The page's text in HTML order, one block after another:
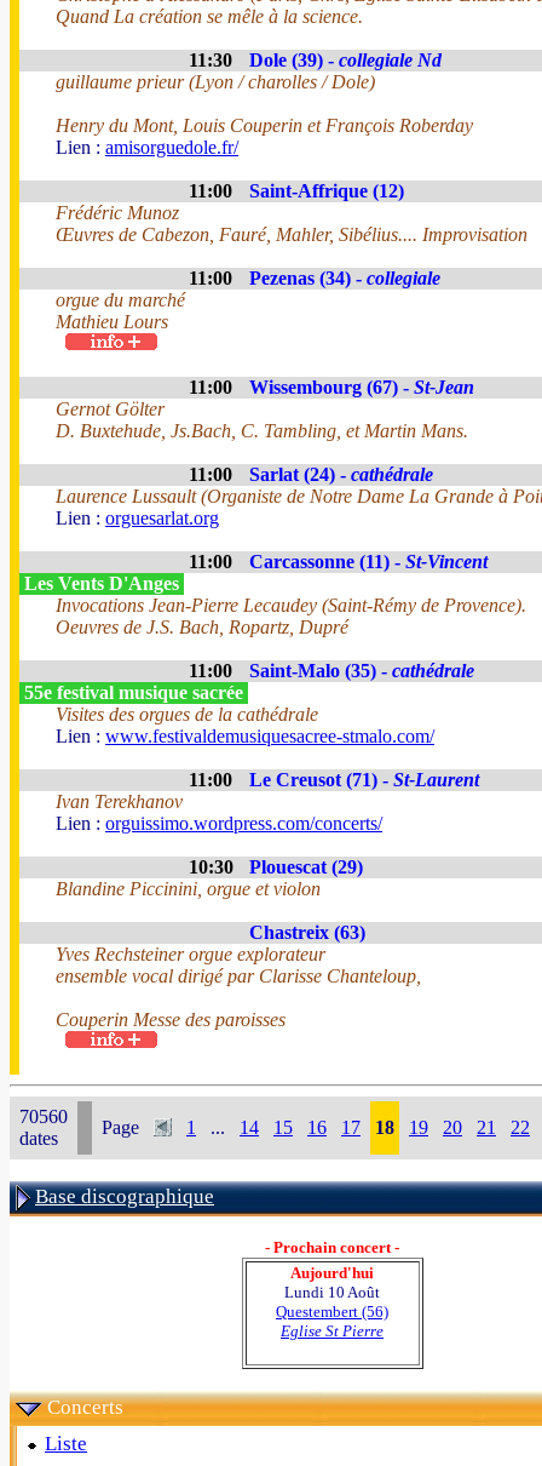
Quand La création se mêle à la science.
11:30 Dole (39) - collegiale Nd
guillaume prieur (Lyon / charolles / Dole)
Henry du Mont, Louis Couperin et François Roberday
Lien : amisorguedole.fr/
11:00
Saint-Affrique (12)
Frédéric Munoz
Œuvres de Cabezon, Fauré, Mahler, Sibélius.... Improvisation
11:00 Pezenas (34) - collegiale
orgue du marché
Mathieu Lours
11:00 Wissembourg (67) - St-Jean
Gernot Gölter
D. Buxtehude, Js.Bach, C. Tambling, et Martin Mans.
11:00 Sarlat (24) - cathédrale
Laurence Lussault (Organiste de Notre Dame La Grande à
Lien : orguesarlat.org
11:00 Carcassonne (11) - St-Vincent
Les Vents D'Anges
Invocations Jean-Pierre Lecaudey (Saint-Rémy de Provence).
Oeuvres de J.S. Bach, Ropartz, Dupré
11:00 Saint-Malo (35) - cathédrale
55e festival musique sacrée
Visites des orgues de la cathédrale
Lien : www.festivaldemusiquesacree-stmalo.com/
11:00 Le Creusot (71) - St-Laurent
Ivan Terekhanov
Lien : orguissimo.wordpress.com/concerts/
10:30
Plouescat (29)
Blandine Piccinini, orgue et violon
Chastreix (63)
Yves Rechsteiner orgue explorateur
ensemble vocal dirigé par Clarisse Chanteloup,
Couperin Messe des paroisses
70560
dates
Page 1 ... 14 15 16 17 18 19 20 21 22
Base discographique
- Prochain concert -
Aujourd'hui
Lundi 10 Août
Questembert (56)
Eglise St Pierre
Concerts
Liste